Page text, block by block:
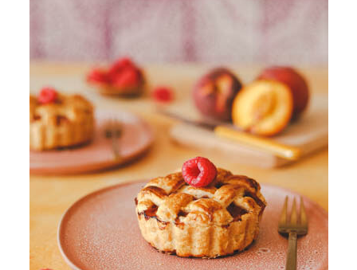
Konieczne
Te pliki cookie